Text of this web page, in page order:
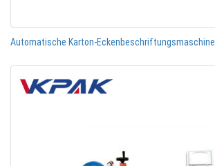
Automatische Karton-Eckenbeschriftungsmaschine